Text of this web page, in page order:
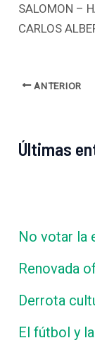
SALOMON –
CARLOS
ANTERIOR
Últimas
No votar la
Renovada
Derrota
El fútbol y